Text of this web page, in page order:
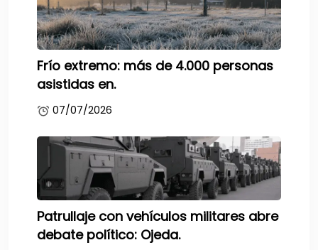
Frío extremo: más de 4.000 personas
asistidas en.
07/07/2026
Patrullaje con vehículos militares abre
debate político: Ojeda.